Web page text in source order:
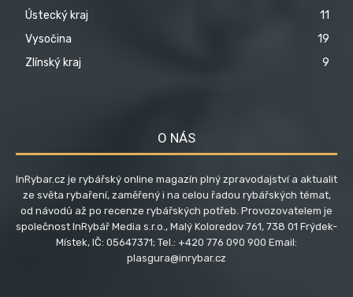
Ústecký kraj
11
Vysočina
19
Zlínský kraj
9
O NÁS
InRybar.cz je rybářský online magazín plný zpravodajství a aktualit
ze světa rybaření, zaměřený i na celou řadou rybářských témat,
od návodů až po recenze rybářských potřeb. Provozovatelem je
společnost InRybář Media s.r.o., Malý Koloredov 761, 738 01 Frýdek-
Místek, IČ: 05647371; Tel.: +420 776 090 900 Email:
plasgura@inrybar.cz